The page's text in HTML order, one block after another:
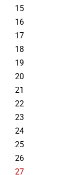
15
16
17
18
19
20
21
22
23
24
25
26
27